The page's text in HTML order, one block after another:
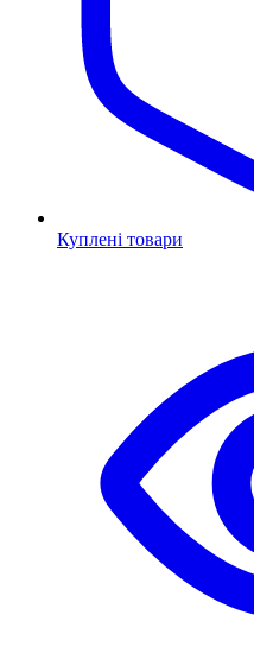
Куплені товари